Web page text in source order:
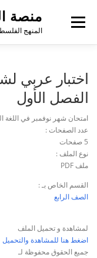
منصة
المنهج
القائمة
اختبار عربي
الفصل الأول
امتحان شهر نوفمبر في اللغة
عدد الصفحات :
5 صفحات
نوع الملف :
ملف PDF
القسم الخاص بـ :
الصف الرابع
لمشاهدة و تحميل الملف
اضغط هنا للمشاهدة والتحميل
جميع الحقوق محفوظة لـ